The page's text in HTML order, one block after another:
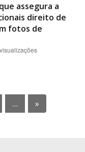
assegura a
direito de
fotos de
… »